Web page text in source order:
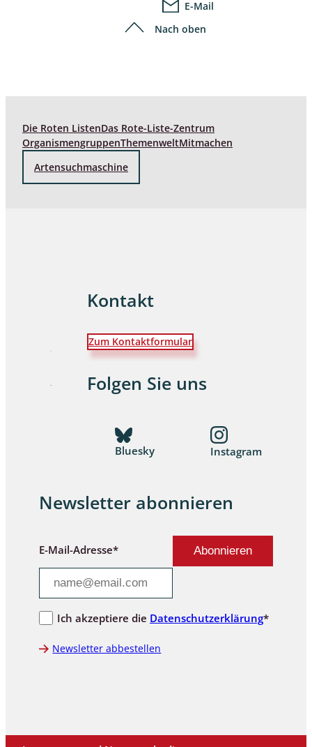
E-Mail
Nach oben
Die Roten ListenDas Rote-Liste-Zentrum
OrganismengruppenThemenweltMitmachen
Artensuchmaschine
Kontakt
Zum Kontaktformular
Folgen Sie uns
Bluesky Instagram
Newsletter abonnieren
E-Mail-Adresse*
Ich akzeptiere die Datenschutzerklärung*
Newsletter abbestellen